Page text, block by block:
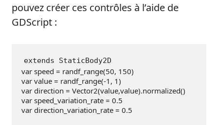
pouvez créer ces contrôles à l’aide de
GDScript :
extends StaticBody2D
var speed = randf_range(50, 150)
var value = randf_range(-1 , 1)
var direction = Vector2(value,value).normalized()
var speed_variation_rate = 0.5
var direction_variation_rate = 0.5